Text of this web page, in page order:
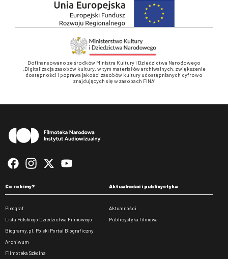
Dofinansowano ze środków Ministra Kultury i Dziedzictwa Narodowego
„Digitalizacja zasobów kultury, w tym materiałów archiwalnych, zwiększenie
dostępności i poprawa jakości zasobów kultury udostępnianych cyfrowo
znajdujących się w zasobach FINA”
Co robimy?
Pleograf
Lista Polskiego Dziedzictwa Filmowego
Biogramy.pl. Polski Portal Biograficzny
Archiwum
Filmoteka Szkolna
Aktualności i publicystyka
Aktualności
Publicystyka filmowa